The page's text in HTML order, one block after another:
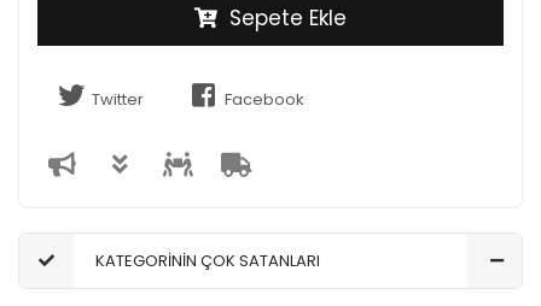
Sepete Ekle
Twitter Facebook
KATEGORİNİN ÇOK SATANLARI